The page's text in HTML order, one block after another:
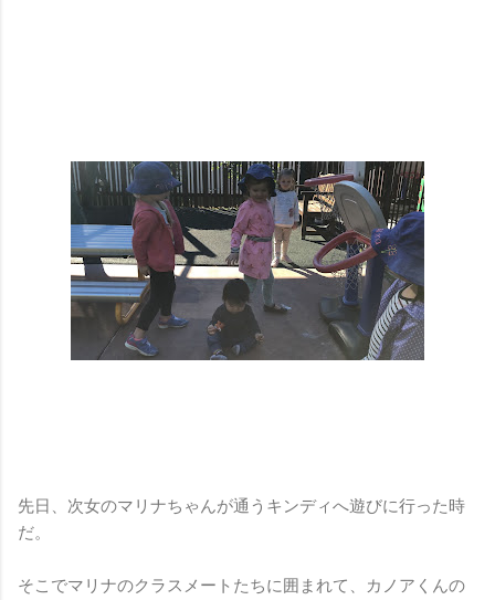
先日、次女のマリナちゃんが通うキンディへ遊びに行った時
だ。
そこでマリナのクラスメートたちに囲まれて、カノアくんの